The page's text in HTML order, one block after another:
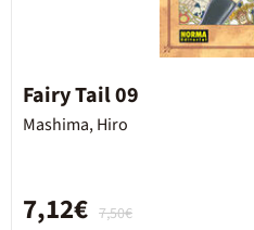
Fairy Tail 09
Mashima, Hiro
7,50€
7,12€